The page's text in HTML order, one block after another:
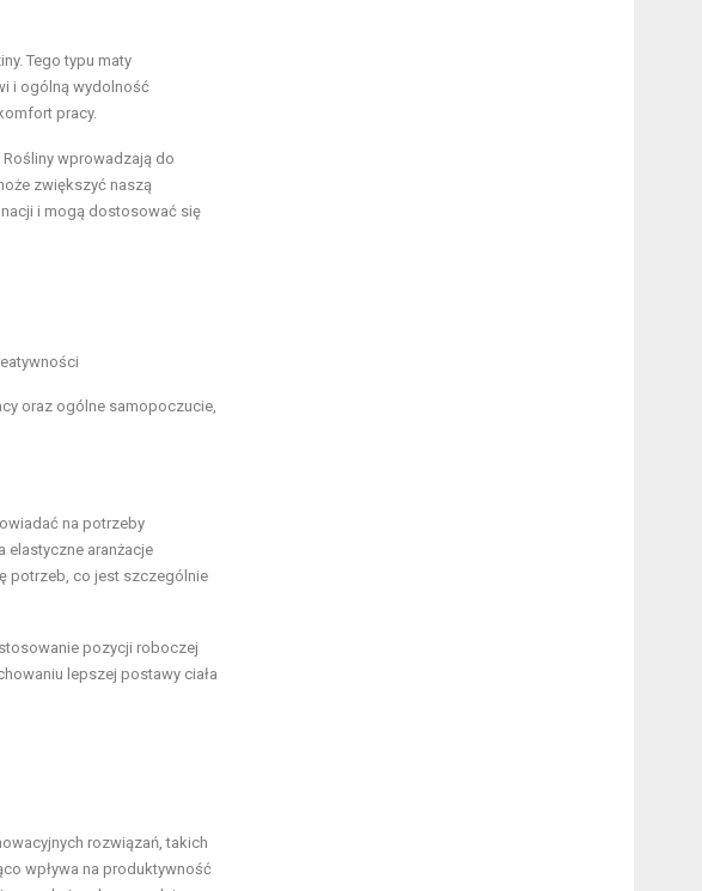
Tego typu maty
i ogólną wydolność
pracy.
Rośliny wprowadzają do
zwiększyć naszą
i mogą dostosować się
oraz ogólne samopoczucie,
na potrzeby
elastyczne aranżacje
potrzeb, co jest szczególnie
pozycji roboczej
lepszej postawy ciała
rozwiązań, takich
wpływa na produktywność